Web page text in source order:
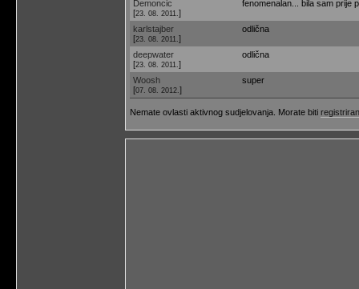
Demoncic
[23. 08. 2011. ]
fenomenalan... bila sam prije
karlstajber
[23. 08. 2011. ]
odlična
deepwater
[23. 08. 2011. ]
odlična
Woosh
[07. 08. 2012. ]
super
Nemate ovlasti aktivnog sudjelovanja. Morate biti